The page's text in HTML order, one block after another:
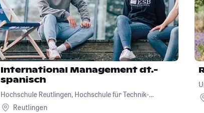
International Management dt.-
spanisch
Hochschule Reutlingen, Hochschule für Technik-
Wirtschaft-Informatik-Design
Reutlingen